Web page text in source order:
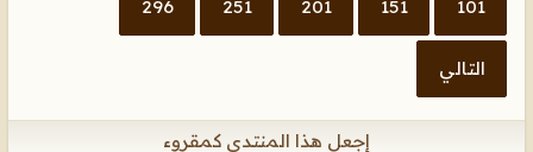
101
151
201
251
296
التالي
إجعل هذا المنتدى كمقروء